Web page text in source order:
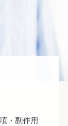
・副作用